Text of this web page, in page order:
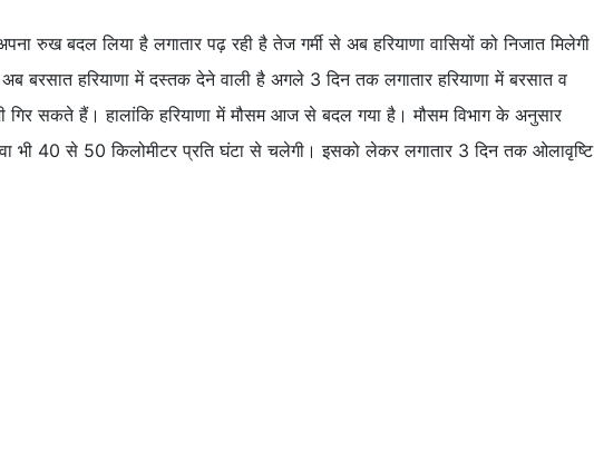
रुख बदल लिया है लगातार पढ़ रही है तेज गर्मी से अब हरियाणा वासियों को निजात मिलेगी
अब बरसात हरियाणा में दस्तक देने वाली है अगले 3 दिन तक लगातार हरियाणा में बरसात व
सकते हैं। हालांकि हरियाणा में मौसम आज से बदल गया है। मौसम विभाग के अनुसार
भी 40 से 50 किलोमीटर प्रति घंटा से चलेगी। इसको लेकर लगातार 3 दिन तक ओलावृष्टि